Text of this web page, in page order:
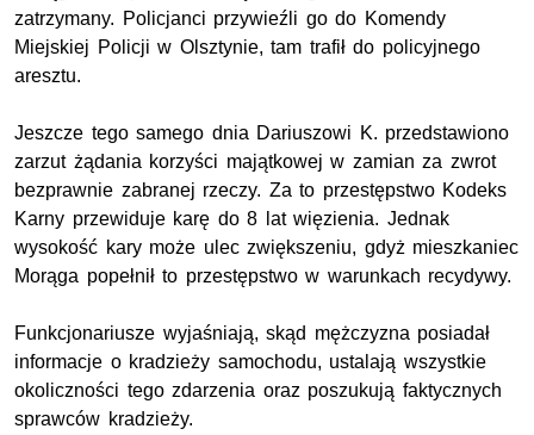
zatrzymany. Policjanci przywieźli go do Komendy
Miejskiej Policji w Olsztynie, tam trafił do policyjnego
aresztu.
Jeszcze tego samego dnia Dariuszowi K. przedstawiono
zarzut żądania korzyści majątkowej w zamian za zwrot
bezprawnie zabranej rzeczy. Za to przestępstwo Kodeks
Karny przewiduje karę do 8 lat więzienia. Jednak
wysokość kary może ulec zwiększeniu, gdyż mieszkaniec
Morąga popełnił to przestępstwo w warunkach recydywy.
Funkcjonariusze wyjaśniają, skąd mężczyzna posiadał
informacje o kradzieży samochodu, ustalają wszystkie
okoliczności tego zdarzenia oraz poszukują faktycznych
sprawców kradzieży.